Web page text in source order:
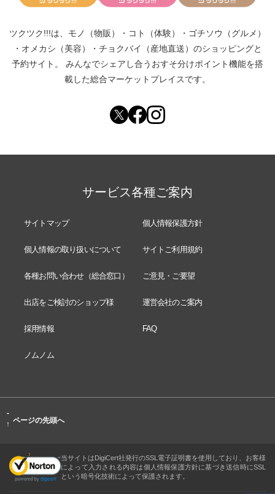
ツクツク!!!は、 モノ（物販） ・ コト（体験） ・ ゴチソウ（グルメ）
・ オメカシ（美容） ・ チョクバイ（産地直送） のショッピングと
予約サイト。
みんなでシェアし合う おすそ分けポイント機能を搭
載した総合マーケットプレイスです。
サービス各種ご案内
サイトマップ 個人情報保護方針
個人情報の取り扱いについて サイトご利用規約
各種お問い合わせ（総合窓口） ご意見・ご要望
出店をご検討のショップ様 運営会社のご案内
採用情報 FAQ
ノムノム
-
↑ ページの先頭へ
当サイトはDigiCert社発行のSSL電子証明書を使用しており、お客様
によって入力される内容は個人情報保護方針に基づき送信時にSSL
という暗号化技術によって保護されます。